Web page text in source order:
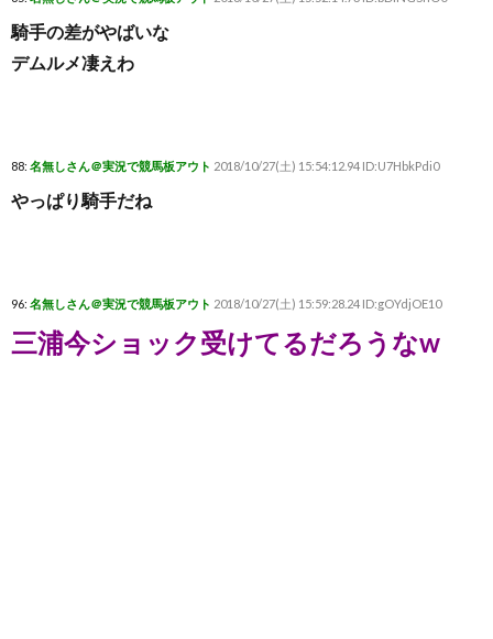
騎手の差がやばいな
デムルメ凄えわ
88: 名無しさん＠実況で競馬板アウト 2018/10/27(土) 15:54:12.94 ID:U7HbkPdi0
やっぱり騎手だね
96: 名無しさん＠実況で競馬板アウト 2018/10/27(土) 15:59:28.24 ID:gOYdjOE10
三浦今ショック受けてるだろうなw